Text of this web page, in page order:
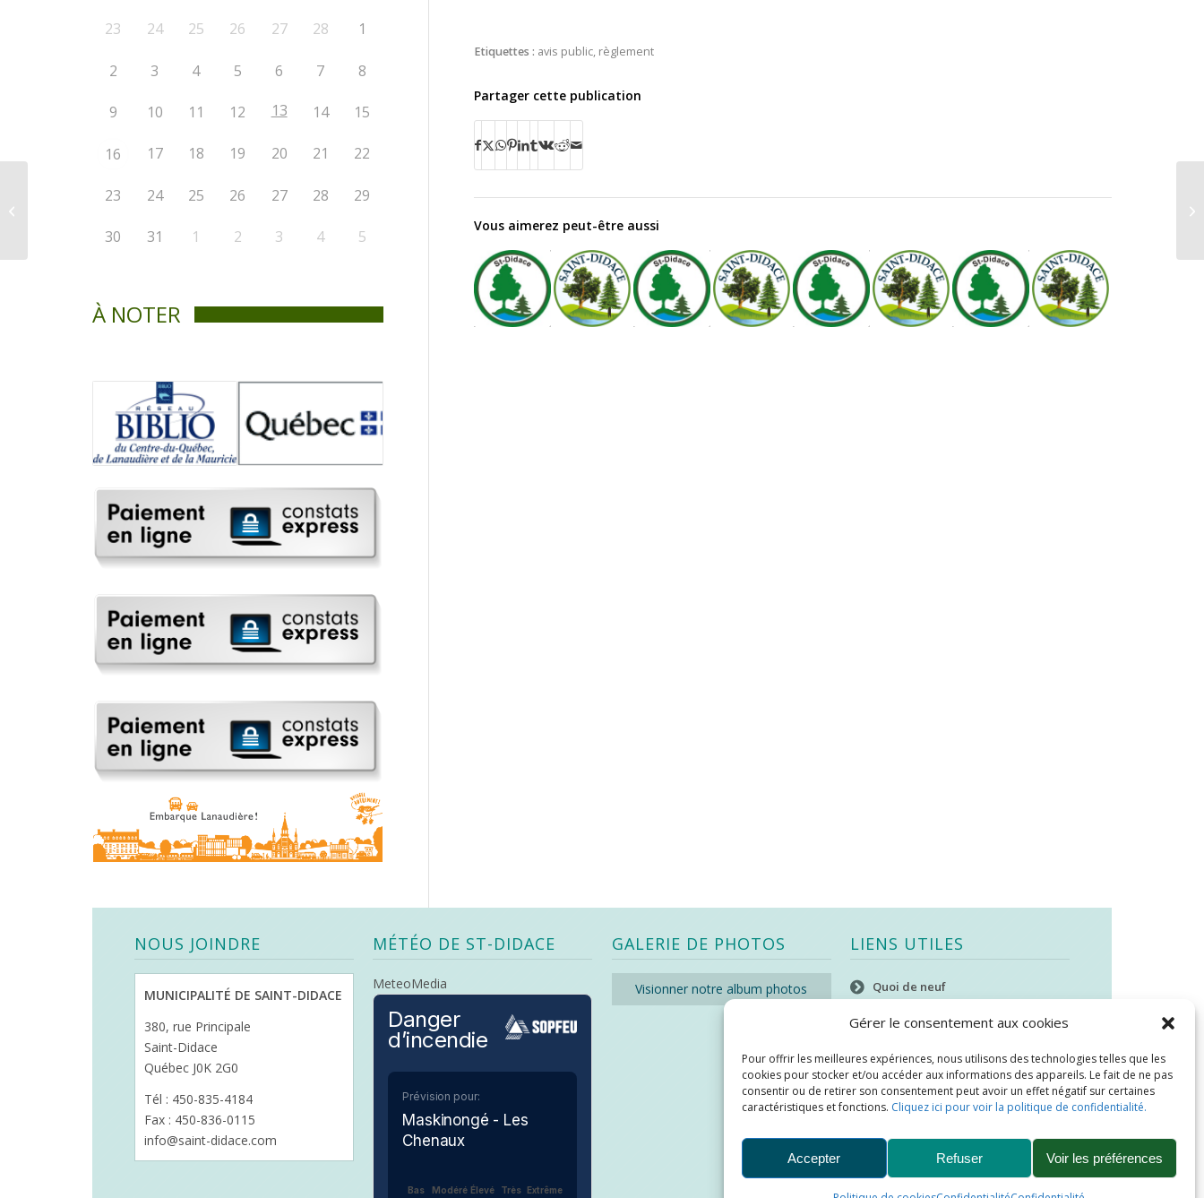
Gérer le consentement aux cookies
Pour offrir les meilleures expériences, nous utilisons des technologies telles que les
cookies pour stocker et/ou accéder aux informations des appareils. Le fait de ne pas
consentir ou de retirer son consentement peut avoir un effet négatif sur certaines
caractéristiques et fonctions. Cliquez ici pour voir la politique de confidentialité.
Accepter Refuser Voir les préférences
Etiquettes : avis public, règlement
Partager cette publication
Vous aimerez peut-être aussi
23 24 25 26 27 28 1
2 3 4 5 6 7 8
9 10 11 12 13 14 15
16 17 18 19 20 21 22
23 24 25 26 27 28 29
30 31 1 2 3 4 5
À NOTER
NOUS JOINDRE
MUNICIPALITÉ DE SAINT-DIDACE
380, rue Principale
Saint-Didace
Québec J0K 2G0
Tél : 450-835-4184
Fax : 450-836-0115
info@saint-didace.com
MÉTÉO DE ST-DIDACE
MeteoMedia
Danger
d’incendie
Prévision pour:
Maskinongé - Les
Chenaux
Bas Modéré Élevé Très Extrême
GALERIE DE PHOTOS
Visionner notre album photos
LIENS UTILES
Quoi de neuf
SEAO
d’eau potable
Bibliothèque
La Voix de St-Didace –